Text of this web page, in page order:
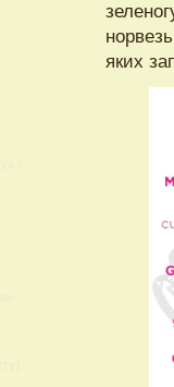
яких